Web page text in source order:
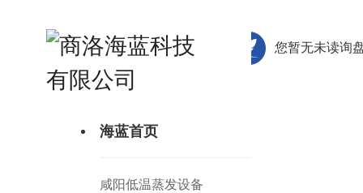
海蓝首页
咸阳低温蒸发设备
您暂无未读询